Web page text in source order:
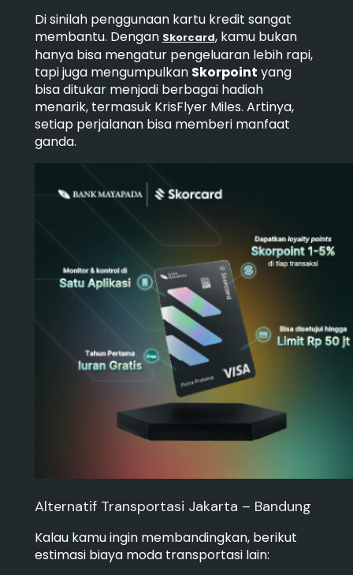
Di sinilah penggunaan kartu kredit sangat
membantu. Dengan Skorcard, kamu bukan
hanya bisa mengatur pengeluaran lebih rapi,
tapi juga mengumpulkan Skorpoint yang
bisa ditukar menjadi berbagai hadiah
menarik, termasuk KrisFlyer Miles. Artinya,
setiap perjalanan bisa memberi manfaat
ganda.
Alternatif Transportasi Jakarta – Bandung
Kalau kamu ingin membandingkan, berikut
estimasi biaya moda transportasi lain: